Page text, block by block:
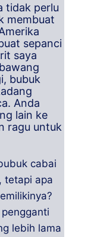
tidak perlu
membuat
sepanci
saya
bubuk
Anda
lain ke
ragu untuk
cabai
tetapi apa
lebih lama